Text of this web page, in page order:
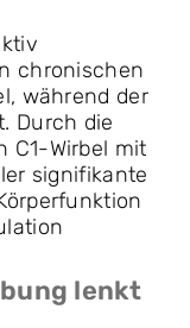
chronischen
während der
Durch die
C1-Wirbel mit
signifikante
lenkt